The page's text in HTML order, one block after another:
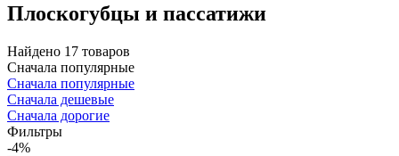
Плоскогубцы и пассатижи
Найдено 17 товаров
Сначала популярные
Сначала популярные
Сначала дешевые
Сначала дорогие
Фильтры
-4%